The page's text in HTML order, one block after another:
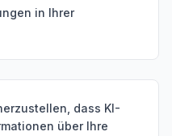
in Ihrer
dass KI-
über Ihre